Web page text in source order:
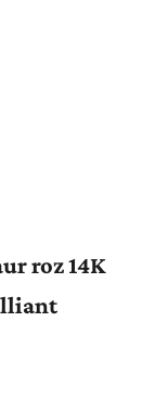
roz 14K